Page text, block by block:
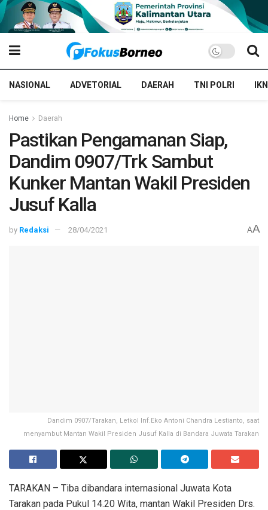
NASIONAL ADVETORIAL DAERAH TNI POLRI IKN
Home Daerah
Pastikan Pengamanan Siap,
Dandim 0907/Trk Sambut
Kunker Mantan Wakil Presiden
Jusuf Kalla
by Redaksi 28/04/2021 AA
Dandim 0907/Tarakan, Letkol Inf.Eko Antoni Chandra Lestianto, saat
menyambut Mantan Wakil Presiden Jusuf Kalla di Bandara Juwata Tarakan
TARAKAN – Tiba dibandara internasional Juwata Kota
Tarakan pada Pukul 14.20 Wita, mantan Wakil Presiden Drs.